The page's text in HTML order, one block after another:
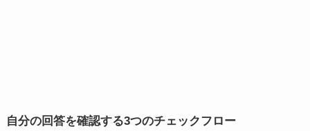
自分の回答を確認する3つのチェックフロー